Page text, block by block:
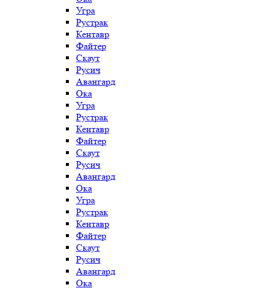
Угра
Рустрак
Кентавр
Файтер
Скаут
Русич
Авангард
Ока
Угра
Рустрак
Кентавр
Файтер
Скаут
Русич
Авангард
Ока
Угра
Рустрак
Кентавр
Файтер
Скаут
Русич
Авангард
Ока